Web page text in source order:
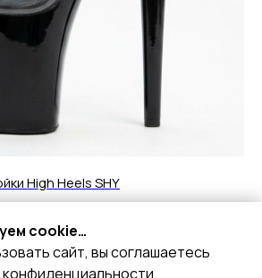
cookie…
сайт, вы соглашаетесь
High Heels SHY
Подробнее